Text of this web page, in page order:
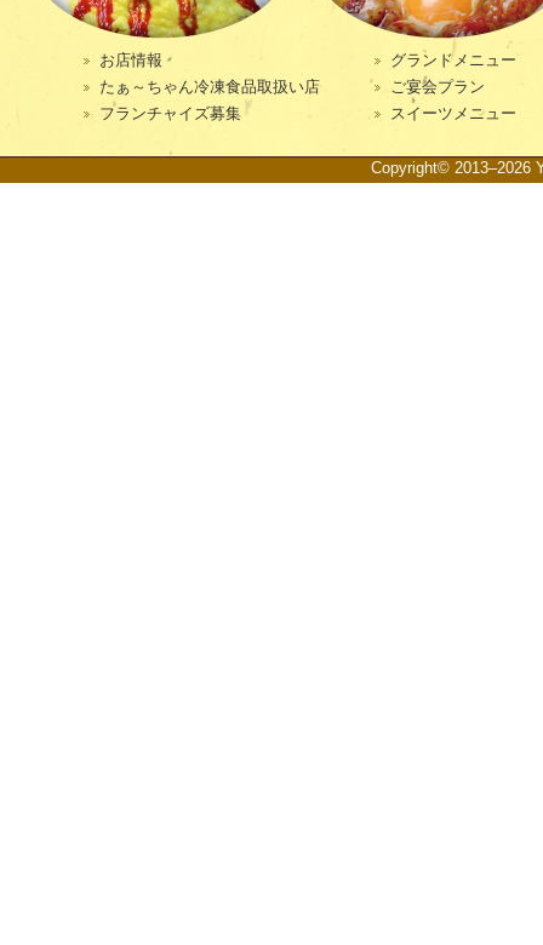
お店情報
たぁ～ちゃん冷凍食品取扱い店
フランチャイズ募集
グランドメニュー
ご宴会プラン
スイーツメニュー
Copyright© 2013–2026